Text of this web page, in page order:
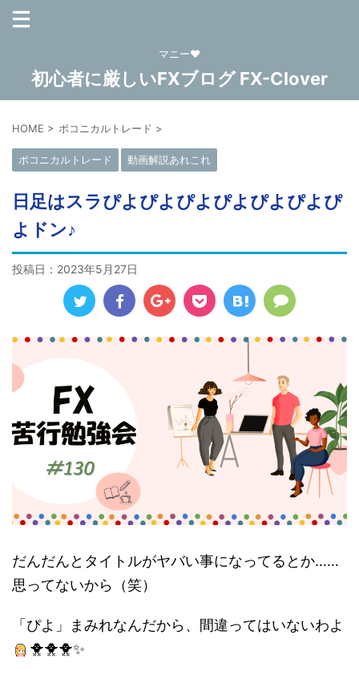
マニー❤
初心者に厳しいFXブログ FX-Clover
HOME > ポコニカルトレード >
ポコニカルトレード 動画解説あれこれ
日足はスラぴよぴよぴよぴよぴよぴよぴ
よドン♪
投稿日： 2023年5月27日
だんだんとタイトルがヤバい事になってるとか……
思ってないから（笑）
「ぴよ」まみれなんだから、間違ってはいないわよ
🐥🐥🐥✨